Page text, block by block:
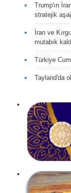
Trump'ın
stratejik
İran ve
mutabık
Türkiye
Tayland'da